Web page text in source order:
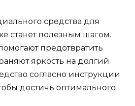
средства для
станет полезным шагом.
предотвратить
яркость на долгий
согласно инструкции
достичь оптимального